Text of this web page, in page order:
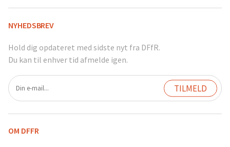
NYHEDSBREV
Hold dig opdateret med sidste nyt fra DFfR.
Du kan til enhver tid afmelde igen.
OM DFFR